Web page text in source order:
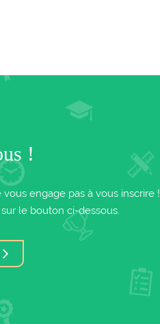
!
engage pas à vous inscrire !
le bouton ci-dessous.